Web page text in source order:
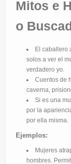
Mitos e
o
El caballero
solos a ver el
verdadero yo.
Cuentos de
caverna,
Si es una
por la
por ella misma.
Ejemplos:
Mujeres
hombres.